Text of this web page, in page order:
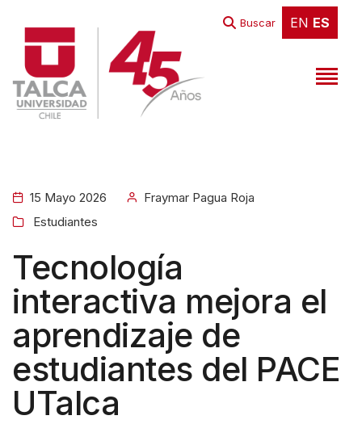
EN ES
Buscar EN ES
15 Mayo 2026
Fraymar Pagua Roja
Estudiantes
Tecnología
interactiva mejora el
aprendizaje de
estudiantes del PACE
UTalca